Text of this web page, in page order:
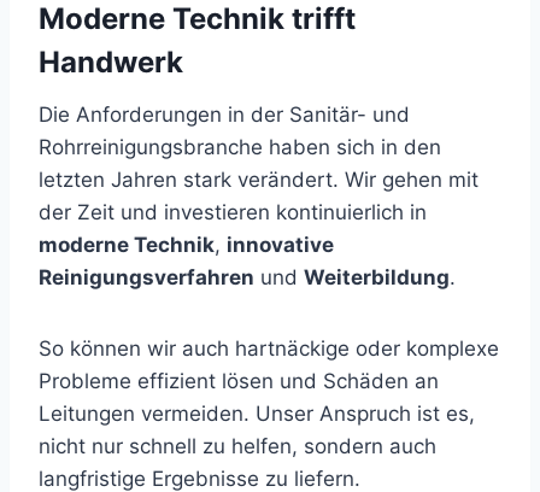
Moderne Technik trifft
Handwerk
Die Anforderungen in der Sanitär- und
Rohrreinigungsbranche haben sich in den
letzten Jahren stark verändert. Wir gehen mit
der Zeit und investieren kontinuierlich in
moderne Technik, innovative
Reinigungsverfahren und Weiterbildung.
So können wir auch hartnäckige oder komplexe
Probleme effizient lösen und Schäden an
Leitungen vermeiden. Unser Anspruch ist es,
nicht nur schnell zu helfen, sondern auch
langfristige Ergebnisse zu liefern.